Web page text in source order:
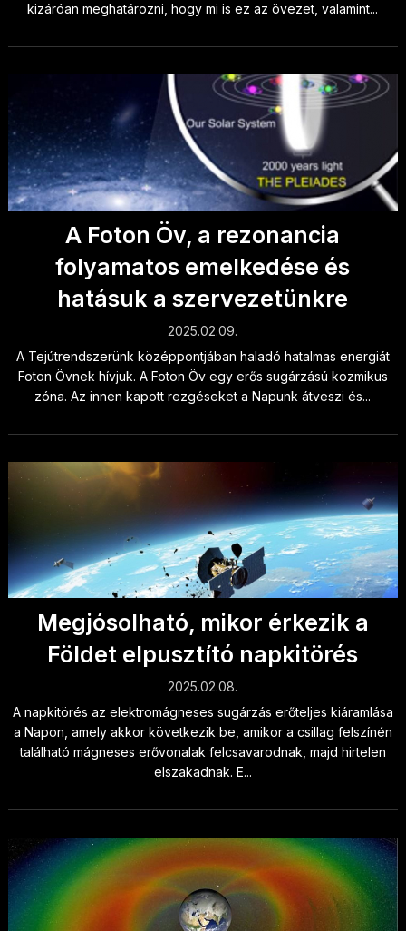
kizáróan meghatározni, hogy mi is ez az övezet, valamint...
A Foton Öv, a rezonancia
folyamatos emelkedése és
hatásuk a szervezetünkre
2025.02.09.
A Tejútrendszerünk középpontjában haladó hatalmas energiát
Foton Övnek hívjuk. A Foton Öv egy erős sugárzású kozmikus
zóna. Az innen kapott rezgéseket a Napunk átveszi és...
Megjósolható, mikor érkezik a
Földet elpusztító napkitörés
2025.02.08.
A napkitörés az elektromágneses sugárzás erőteljes kiáramlása
a Napon, amely akkor következik be, amikor a csillag felszínén
található mágneses erővonalak felcsavarodnak, majd hirtelen
elszakadnak. E...